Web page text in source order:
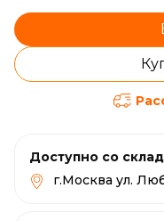
Доступно со
г.Москва ул.